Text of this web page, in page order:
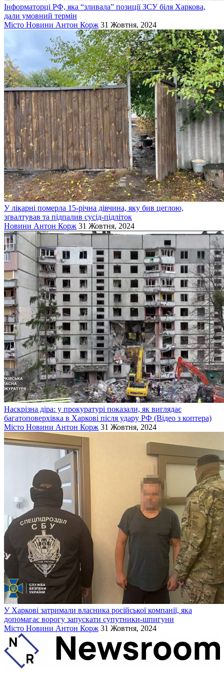
Інформаторці РФ, яка “зливала” позиції ЗСУ біля Харкова,
дали умовний термін
Місто Новини Антон Корж 31 Жовтня, 2024
У лікарні померла 15-річна дівчина, яку бив цеглою,
зґвалтував та підпалив сусід-підліток
Новини Антон Корж 31 Жовтня, 2024
Наскрізна діра: у прокуратурі показали, як виглядає
багатоповерхівка в Харкові після удару РФ (Відео з коптера)
Місто Новини Антон Корж 31 Жовтня, 2024
У Харкові затримали власника російської компанії, яка
допомагає ворогу запускати супутники-шпигуни
Місто Новини Антон Корж 31 Жовтня, 2024